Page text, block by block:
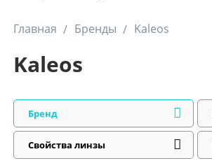
Главная Бренды Kaleos
Kaleos
Бренд
Свойства линзы